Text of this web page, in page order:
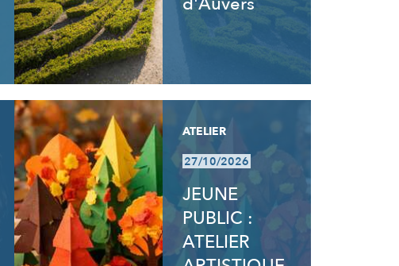
ATELIER
27/10/2026
JEUNE
PUBLIC :
ATELIER